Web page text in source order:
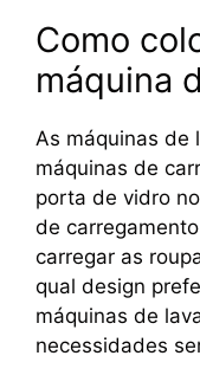
Como
máquina
As máquinas de
máquinas de
porta de vidro
de
carregar as
qual design
máquinas de
necessidades